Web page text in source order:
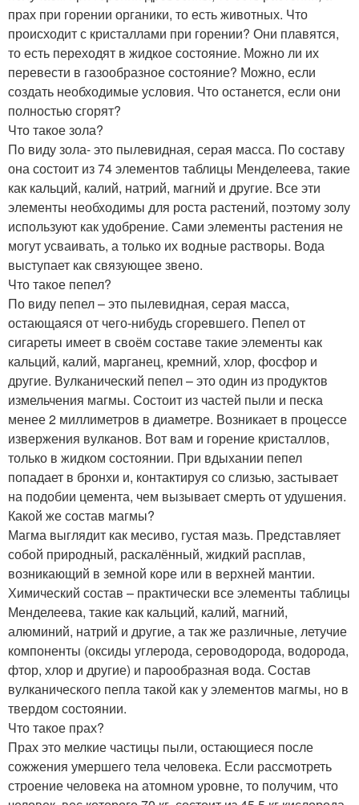
прах при горении органики, то есть животных. Что
происходит с кристаллами при горении? Они плавятся,
то есть переходят в жидкое состояние. Можно ли их
перевести в газообразное состояние? Можно, если
создать необходимые условия. Что останется, если они
полностью сгорят?
Что такое зола?
По виду зола- это пылевидная, серая масса. По составу
она состоит из 74 элементов таблицы Менделеева, такие
как кальций, калий, натрий, магний и другие. Все эти
элементы необходимы для роста растений, поэтому золу
используют как удобрение. Сами элементы растения не
могут усваивать, а только их водные растворы. Вода
выступает как связующее звено.
Что такое пепел?
По виду пепел – это пылевидная, серая масса,
остающаяся от чего-нибудь сгоревшего. Пепел от
сигареты имеет в своём составе такие элементы как
кальций, калий, марганец, кремний, хлор, фосфор и
другие. Вулканический пепел – это один из продуктов
измельчения магмы. Состоит из частей пыли и песка
менее 2 миллиметров в диаметре. Возникает в процессе
извержения вулканов. Вот вам и горение кристаллов,
только в жидком состоянии. При вдыхании пепел
попадает в бронхи и, контактируя со слизью, застывает
на подобии цемента, чем вызывает смерть от удушения.
Какой же состав магмы?
Магма выглядит как месиво, густая мазь. Представляет
собой природный, раскалённый, жидкий расплав,
возникающий в земной коре или в верхней мантии.
Химический состав – практически все элементы таблицы
Менделеева, такие как кальций, калий, магний,
алюминий, натрий и другие, а так же различные, летучие
компоненты (оксиды углерода, сероводорода, водорода,
фтор, хлор и другие) и парообразная вода. Состав
вулканического пепла такой как у элементов магмы, но в
твердом состоянии.
Что такое прах?
Прах это мелкие частицы пыли, остающиеся после
сожжения умершего тела человека. Если рассмотреть
строение человека на атомном уровне, то получим, что